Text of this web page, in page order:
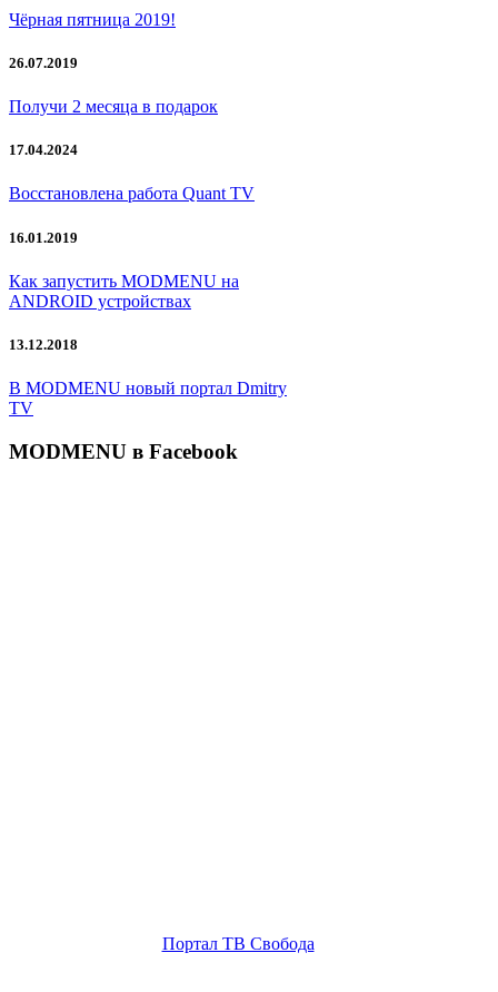
Чёрная пятница 2019!
26.07.2019
Получи 2 месяца в подарок
17.04.2024
Восстановлена работа Quant TV
16.01.2019
Как запустить MODMENU на
ANDROID устройствах
13.12.2018
В MODMENU новый портал Dmitry
TV
MODMENU в Facebook
Портал ТВ Свобода